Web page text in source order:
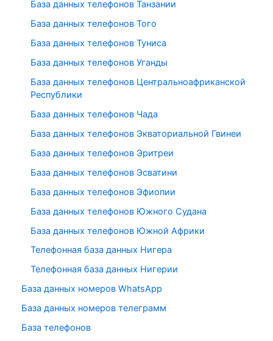
База данных телефонов Танзании
База данных телефонов Того
База данных телефонов Туниса
База данных телефонов Уганды
База данных телефонов Центральноафриканской
Республики
База данных телефонов Чада
База данных телефонов Экваториальной Гвинеи
База данных телефонов Эритреи
База данных телефонов Эсватини
База данных телефонов Эфиопии
База данных телефонов Южного Судана
База данных телефонов Южной Африки
Телефонная база данных Нигера
Телефонная база данных Нигерии
База данных номеров WhatsApp
База данных номеров телеграмм
База телефонов